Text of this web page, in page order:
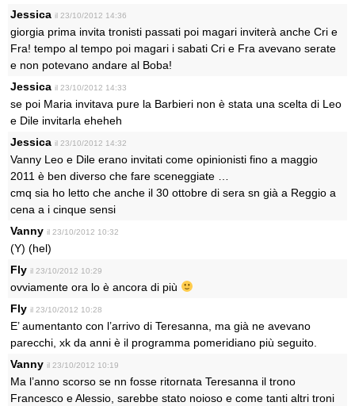
Jessica il 23/10/2012 14:36
giorgia prima invita tronisti passati poi magari inviterà anche Cri e
Fra! tempo al tempo poi magari i sabati Cri e Fra avevano serate
e non potevano andare al Boba!
Jessica il 23/10/2012 14:33
se poi Maria invitava pure la Barbieri non è stata una scelta di Leo
e Dile invitarla eheheh
Jessica il 23/10/2012 14:32
Vanny Leo e Dile erano invitati come opinionisti fino a maggio
2011 è ben diverso che fare sceneggiate …
cmq sia ho letto che anche il 30 ottobre di sera sn già a Reggio a
cena a i cinque sensi
Vanny il 23/10/2012 10:32
(Y) (hel)
Fly il 23/10/2012 10:29
ovviamente ora lo è ancora di più
Fly il 23/10/2012 10:28
E’ aumentanto con l’arrivo di Teresanna, ma già ne avevano
parecchi, xk da anni è il programma pomeridiano più seguito.
Vanny il 23/10/2012 10:19
Ma l’anno scorso se nn fosse ritornata Teresanna il trono
Francesco e Alessio, sarebbe stato noioso e come tanti altri troni